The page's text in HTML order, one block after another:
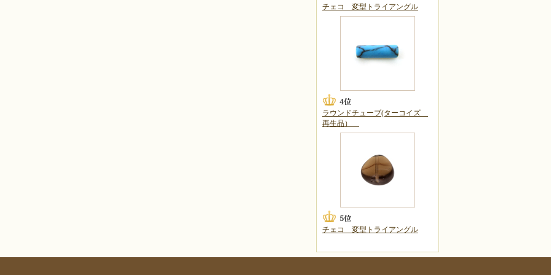
チェコ 変型トライアングル
ラウンドチューブ(ターコイズ
再生品）
チェコ 変型トライアングル